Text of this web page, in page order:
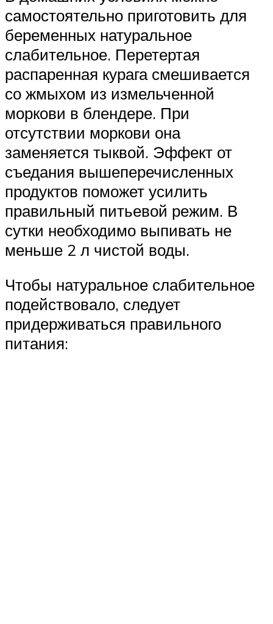
самостоятельно приготовить для
беременных натуральное
слабительное. Перетертая
распаренная курага смешивается
со жмыхом из измельченной
моркови в блендере. При
отсутствии моркови она
заменяется тыквой. Эффект от
съедания вышеперечисленных
продуктов поможет усилить
правильный питьевой режим. В
сутки необходимо выпивать не
меньше 2 л чистой воды.
Чтобы натуральное слабительное
подействовало, следует
придерживаться правильного
питания: